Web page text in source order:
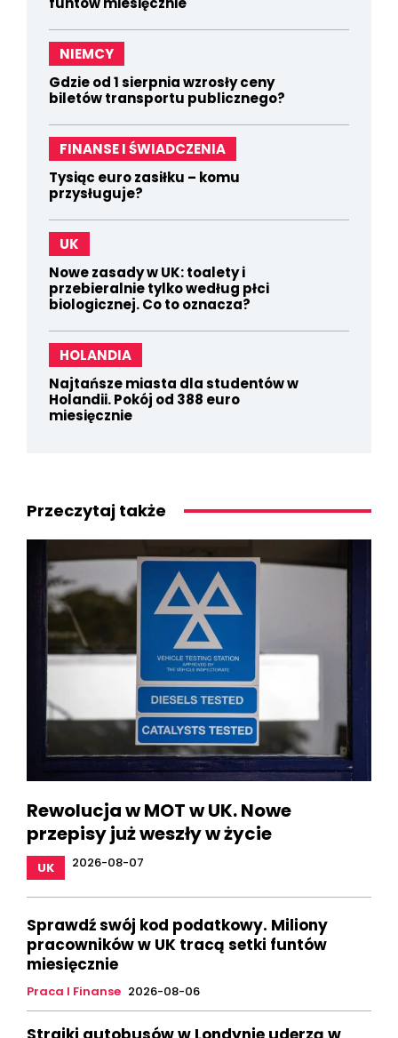
NIEMCY
Gdzie od 1 sierpnia wzrosły ceny
biletów transportu publicznego?
FINANSE I ŚWIADCZENIA
Tysiąc euro zasiłku – komu
przysługuje?
UK
Nowe zasady w UK: toalety i
przebieralnie tylko według płci
biologicznej. Co to oznacza?
HOLANDIA
Najtańsze miasta dla studentów w
Holandii. Pokój od 388 euro
miesięcznie
Przeczytaj także
Rewolucja w MOT w UK. Nowe
przepisy już weszły w życie
UK 2026-08-07
Sprawdź swój kod podatkowy. Miliony
pracowników w UK tracą setki funtów
miesięcznie
Praca I Finanse 2026-08-06